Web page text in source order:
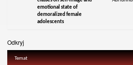
emotional state of
demoralized female
adolescents
Odkryj
Temat